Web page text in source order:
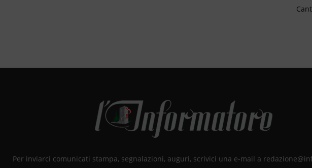
Per inviarci comunicati stampa, segnalazioni, auguri, scrivici una e-mail a